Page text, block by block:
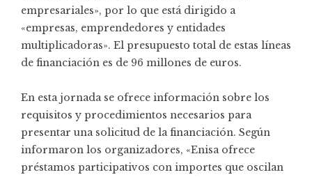
empresariales», por lo que está dirigido a
«empresas, emprendedores y entidades
multiplicadoras». El presupuesto total de estas líneas
de financiación es de 96 millones de euros.
En esta jornada se ofrece información sobre los
requisitos y procedimientos necesarios para
presentar una solicitud de la financiación. Según
informaron los organizadores, «Enisa ofrece
préstamos participativos con importes que oscilan